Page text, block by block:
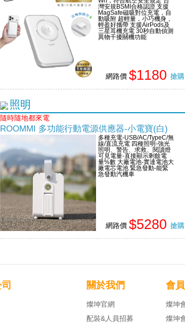
灣安規BSMI合格認證 支援
MagSafe磁吸對位充電，自
動吸附 超輕量，小巧機身，
輕盈好攜帶 支援AirPods及
三星耳機充電 30秒自動偵測
異物干擾關機功能
網路價 $1180 搶購
照明
隨時隨地都來電
ROOMMI 多功能行動電源供應器-小電寶(白)
多種充電-USB/AC/TypeC/無
線/直流充電 四種照明-強光
照明、警告、求救、閱讀燈
可見電量-直接顯示剩餘電
量%數 大廠電池-實達電池大
廠電芯電池 緊急發動-能緊
急發動汽機車
網路價 $5280 搶購